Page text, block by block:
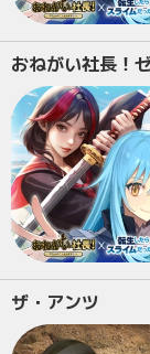
おねがい社長！
ザ・アンツ